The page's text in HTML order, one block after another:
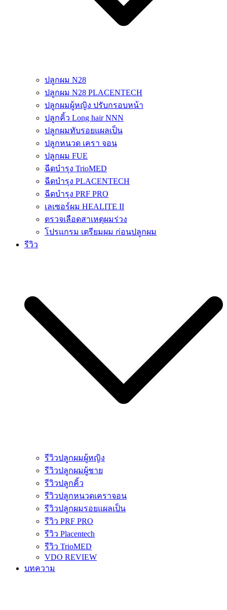
ปลูกผม N28
ปลูกผม N28 PLACENTECH
ปลูกผมผู้หญิง ปรับกรอบหน้า
ปลูกคิ้ว Long hair NNN
ปลูกผมทับรอยแผลเป็น
ปลูกหนวด เครา จอน
ปลูกผม FUE
ฉีดบำรุง TrioMED
ฉีดบำรุง PLACENTECH
ฉีดบำรุง PRF PRO
เลเซอร์ผม HEALITE II
ตรวจเลือดสาเหตุผมร่วง
โปรแกรม เตรียมผม ก่อนปลูกผม
รีวิว
รีวิวปลูกผมผู้หญิง
รีวิวปลูกผมผู้ชาย
รีวิวปลูกคิ้ว
รีวิวปลูกหนวดเคราจอน
รีวิวปลูกผมรอยแผลเป็น
รีวิว PRF PRO
รีวิว Placentech
รีวิว TrioMED
VDO REVIEW
บทความ